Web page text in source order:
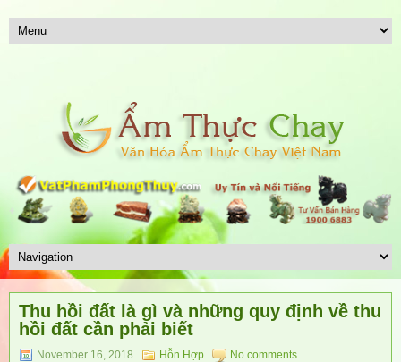
Thu hồi đất là gì và những quy định về thu
hồi đất cần phải biết
November 16, 2018 Hỗn Hợp No comments